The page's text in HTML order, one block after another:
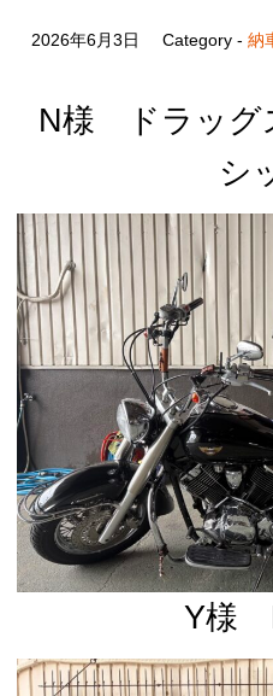
2026年6月3日 Category - 納
N様 ドラッグ
シ
Y様